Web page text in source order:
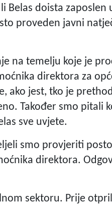
Belas doista zaposlen
proveden javni
na temelju koje je
direktora za
ako jest, tko je
Također smo pitali
sve uvjete.
smo provjeriti
direktora.
sektoru. Prije